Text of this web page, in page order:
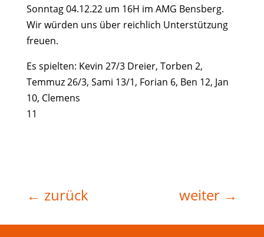
Sonntag 04.12.22 um 16H im AMG Bensberg.
Wir würden uns über reichlich Unterstützung
freuen.
Es spielten: Kevin 27/3 Dreier, Torben 2,
Temmuz 26/3, Sami 13/1, Forian 6, Ben 12, Jan
10, Clemens
11
← zurück weiter →